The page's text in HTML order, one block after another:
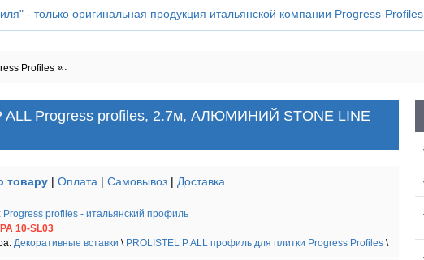
- только оригинальная продукция итальянской компании Progress-Profiles.
Profiles
ALL Progress profiles, 2.7м, АЛЮМИНИЙ STONE LINE
товару | Оплата | Самовывоз | Доставка
Progress profiles - итальянский профиль
10-SL03
Декоративные вставки \ PROLISTEL P ALL профиль для плитки Progress Profiles \